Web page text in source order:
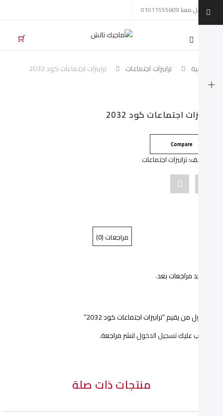
تواصل معنا 01011555609
ترابيزات اجتماعات
ترابيزات اجتماعات كود 2032
Skip to
اجتماعات كود 2032
Compare
ترابيزات اجتماعات
Pin
on
مراجعات (0)
توجد مراجعات بعد.
أول من يقيم “ترابيزات اجتماعات كود 2032”
يجب عليكتسجيل الدخوللنشر مراجعة.
منتجات ذات صلة